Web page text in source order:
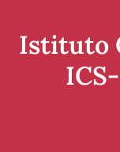
Istituto Omnicomprensivo